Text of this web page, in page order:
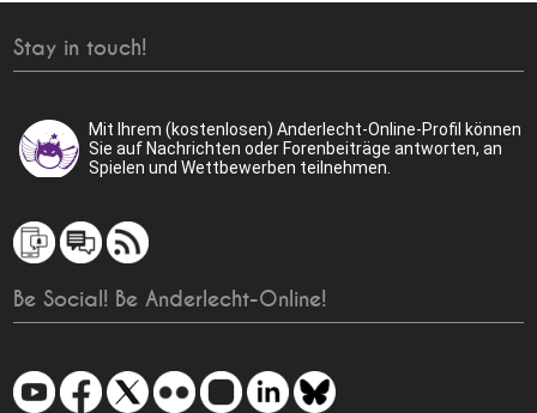
Stay in touch!
Mit Ihrem (kostenlosen) Anderlecht-Online-Profil können
Sie auf Nachrichten oder Forenbeiträge antworten, an
Spielen und Wettbewerben teilnehmen.
Be Social! Be Anderlecht-Online!